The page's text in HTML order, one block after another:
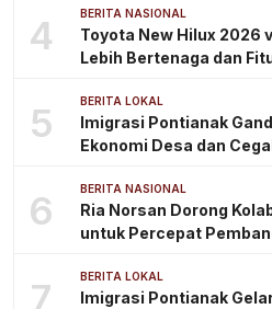
4 BERITA NASIONAL
Toyota New Hilux 2026
Lebih Bertenaga dan
5 BERITA LOKAL
Imigrasi Pontianak
Ekonomi Desa dan
6 BERITA NASIONAL
Ria Norsan Dorong
untuk Percepat
7 BERITA LOKAL
Imigrasi Pontianak